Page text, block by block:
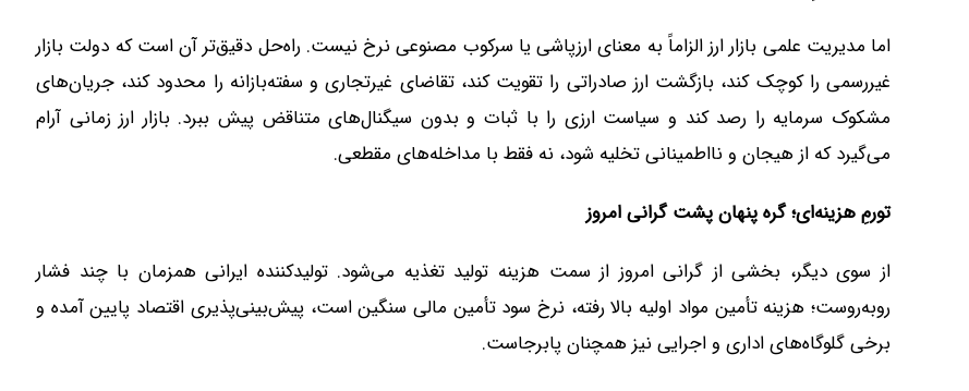
اما مدیریت علمی بازار ارز الزاماً به معنای ارزپاشی یا سرکوب مصنوعی نرخ نیست. راه‌حل دقیق‌تر آن است که دولت بازار
غیررسمی را کوچک کند، بازگشت ارز صادراتی را تقویت کند، تقاضای غیرتجاری و سفته‌بازانه را محدود کند، جریان‌های
مشکوک سرمایه را رصد کند و سیاست ارزی را با ثبات و بدون سیگنال‌های متناقض پیش ببرد. بازار ارز زمانی آرام
می‌گیرد که از هیجان و نااطمینانی تخلیه شود، نه فقط با مداخله‌های مقطعی.
تورمِ هزینه‌ای؛ گره پنهان پشت گرانی امروز
از سوی دیگر، بخشی از گرانی امروز از سمت هزینه تولید تغذیه می‌شود. تولیدکننده ایرانی همزمان با چند فشار
روبه‌روست؛ هزینه تأمین مواد اولیه بالا رفته، نرخ سود تأمین مالی سنگین است، پیش‌بینی‌پذیری اقتصاد پایین آمده و
برخی گلوگاه‌های اداری و اجرایی نیز همچنان پابرجاست.